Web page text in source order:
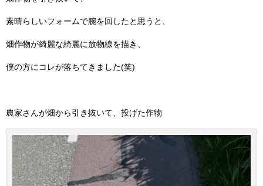
素晴らしいフォームで腕を回したと思うと、
畑作物が綺麗な綺麗に放物線を描き、
僕の方にコレが落ちてきました(笑)
農家さんが畑から引き抜いて、投げた作物